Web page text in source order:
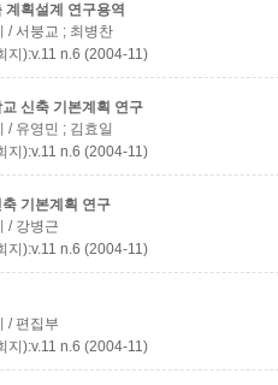
계획설계 연구용역
/ 서붕교 ; 최병찬
지):v.11 n.6 (2004-11)
신축 기본계획 연구
/ 유영민 ; 김효일
지):v.11 n.6 (2004-11)
기본계획 연구
/ 강병근
지):v.11 n.6 (2004-11)
/ 편집부
지):v.11 n.6 (2004-11)